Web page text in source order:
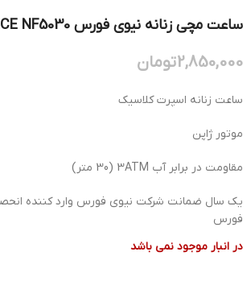
ساعت مچی زنانه نیوی فورس NAVIFORCE NF5030
2,850,000تومان
ساعت زنانه اسپرت کلاسیک
موتور ژاپن
مقاومت در برابر آب 3ATM (30 متر)
یک سال ضمانت شرکت نیوی فورس وارد کننده
فورس
در انبار موجود نمی باشد